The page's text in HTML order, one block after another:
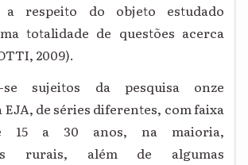
a respeito do objeto estudado
totalidade de questões acerca
2009).
se sujeitos da pesquisa onze
EJA, de séries diferentes, com faixa
15 a 30 anos, na maioria,
rurais, além de algumas